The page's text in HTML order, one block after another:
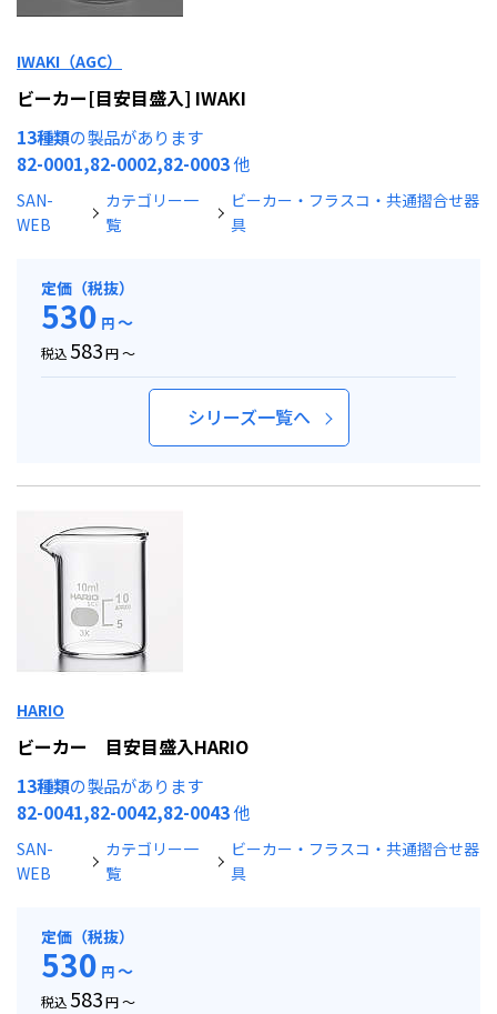
IWAKI（AGC）
ビーカー[目安目盛入] IWAKI
13種類の製品があります
82-0001,82-0002,82-0003他
SAN-
WEB
カテゴリー一
覧
ビーカー・フラスコ・共通摺合せ器
具
定価（税抜）
530 円～
税込 583円 ～
シリーズ一覧へ
HARIO
ビーカー 目安目盛入HARIO
13種類の製品があります
82-0041,82-0042,82-0043他
SAN-
WEB
カテゴリー一
覧
ビーカー・フラスコ・共通摺合せ器
具
定価（税抜）
530 円～
税込 583円 ～